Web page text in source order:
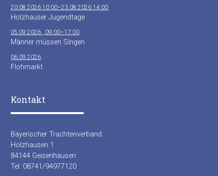
20.08.2026 10:00–23.08.2026 14:00
Holzhauser Jugendtage
05.09.2026 , 09:00–17:00
Männer müssen Singen
06.09.2026
Flohmarkt
Kontakt
Bayerischer Trachtenverband
Holzhausen 1
84144 Geisenhausen
Tel: 08741/94977120